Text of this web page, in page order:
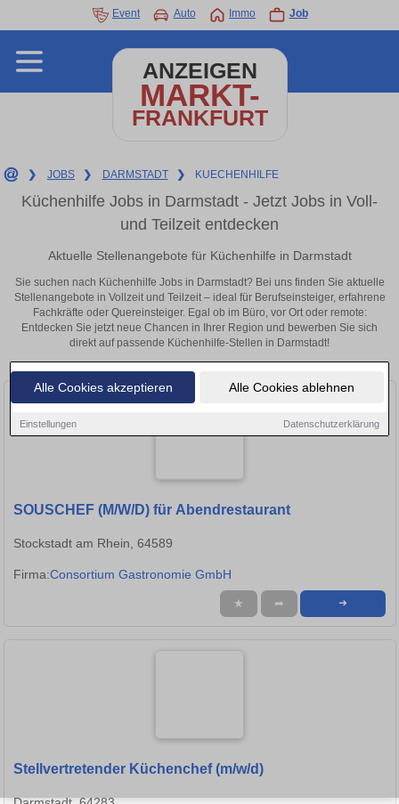
Alle Cookies akzeptieren Alle Cookies ablehnen
Einstellungen Datenschutzerklärung
Event Auto Immo Job
ANZEIGEN
MARKT-
FRANKFURT
❯ JOBS ❯ DARMSTADT ❯ KUECHENHILFE
Küchenhilfe Jobs in Darmstadt - Jetzt Jobs in Voll-
und Teilzeit entdecken
Aktuelle Stellenangebote für Küchenhilfe in Darmstadt
Sie suchen nach Küchenhilfe Jobs in Darmstadt? Bei uns finden Sie aktuelle
Stellenangebote in Vollzeit und Teilzeit – ideal für Berufseinsteiger, erfahrene
Fachkräfte oder Quereinsteiger. Egal ob im Büro, vor Ort oder remote:
Entdecken Sie jetzt neue Chancen in Ihrer Region und bewerben Sie sich
direkt auf passende Küchenhilfe-Stellen in Darmstadt!
SOUSCHEF (M/W/D) für Abendrestaurant
Stockstadt am Rhein, 64589
Firma:Consortium Gastronomie GmbH
★ ➦ ➜
Stellvertretender Küchenchef (m/w/d)